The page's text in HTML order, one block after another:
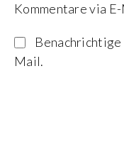
Kommentare via
Benachrichtige
Mail.